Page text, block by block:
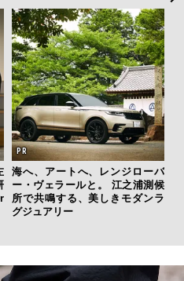
海へ、アートへ、レンジローバ
ー・ヴェラールと。 江之浦測候
所で共鳴する、美しきモダンラ
グジュアリー